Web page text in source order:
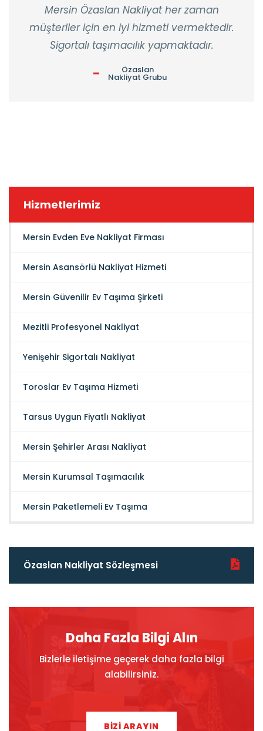
Hizmetlerimiz
Mersin Evden Eve Nakliyat Firması
Mersin Asansörlü Nakliyat Hizmeti
Mersin Güvenilir Ev Taşıma Şirketi
Mezitli Profesyonel Nakliyat
Yenişehir Sigortalı Nakliyat
Toroslar Ev Taşıma Hizmeti
Tarsus Uygun Fiyatlı Nakliyat
Mersin Şehirler Arası Nakliyat
Mersin Kurumsal Taşımacılık
Mersin Paketlemeli Ev Taşıma
Özaslan Nakliyat Sözleşmesi
Daha Fazla Bilgi Alın
Bizlerle iletişime geçerek daha fazla bilgi
alabilirsiniz.
BİZİ ARAYIN
Mersin Özaslan Nakliyat her zaman
müşteriler için en iyi hizmeti vermektedir.
Sigortalı taşımacılık yapmaktadır.
Özaslan
Nakliyat Grubu